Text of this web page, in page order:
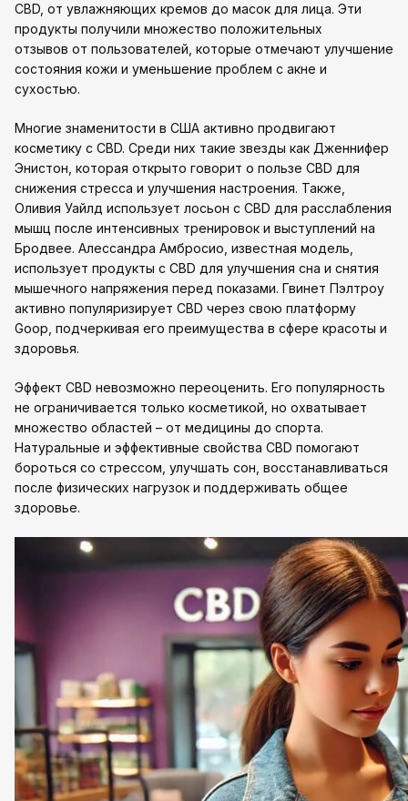
CBD, от увлажняющих кремов до масок для лица. Эти
продукты получили множество положительных
отзывов от пользователей, которые отмечают улучшение
состояния кожи и уменьшение проблем с акне и
сухостью.
Многие знаменитости в США активно продвигают
косметику с CBD. Среди них такие звезды как Дженнифер
Энистон, которая открыто говорит о пользе CBD для
снижения стресса и улучшения настроения. Также,
Оливия Уайлд использует лосьон с CBD для расслабления
мышц после интенсивных тренировок и выступлений на
Бродвее. Алессандра Амбросио, известная модель,
использует продукты с CBD для улучшения сна и снятия
мышечного напряжения перед показами. Гвинет Пэлтроу
активно популяризирует CBD через свою платформу
Goop, подчеркивая его преимущества в сфере красоты и
здоровья.
Эффект CBD невозможно переоценить. Его популярность
не ограничивается только косметикой, но охватывает
множество областей – от медицины до спорта.
Натуральные и эффективные свойства CBD помогают
бороться со стрессом, улучшать сон, восстанавливаться
после физических нагрузок и поддерживать общее
здоровье.